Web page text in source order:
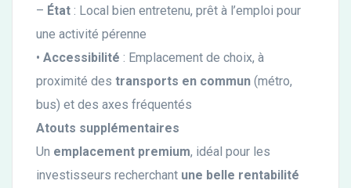
– État : Local bien entretenu, prêt à l’emploi pour
une activité pérenne
• Accessibilité : Emplacement de choix, à
proximité des transports en commun (métro,
bus) et des axes fréquentés
Atouts supplémentaires
Un emplacement premium, idéal pour les
investisseurs recherchant une belle rentabilité